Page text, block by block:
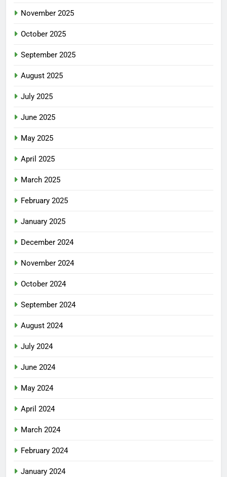
November 2025
October 2025
September 2025
August 2025
July 2025
June 2025
May 2025
April 2025
March 2025
February 2025
January 2025
December 2024
November 2024
October 2024
September 2024
August 2024
July 2024
June 2024
May 2024
April 2024
March 2024
February 2024
January 2024